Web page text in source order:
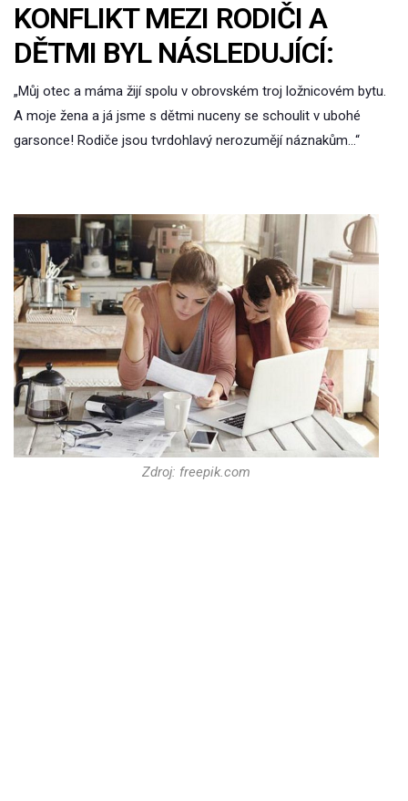
KONFLIKT MEZI RODIČI A
DĚTMI BYL NÁSLEDUJÍCÍ:
„Můj otec a máma žijí spolu v obrovském troj ložnicovém bytu.
A moje žena a já jsme s dětmi nuceny se schoulit v ubohé
garsonce! Rodiče jsou tvrdohlavý nerozumějí náznakům…“
Zdroj: freepik.com